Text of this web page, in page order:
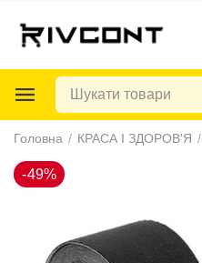
Головна / КРАСА І ЗДОРОВ'Я /